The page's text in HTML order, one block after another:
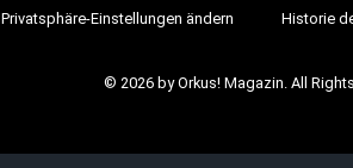
Privatsphäre-Einstellungen ändern Historie
© 2026 by Orkus! Magazin. All